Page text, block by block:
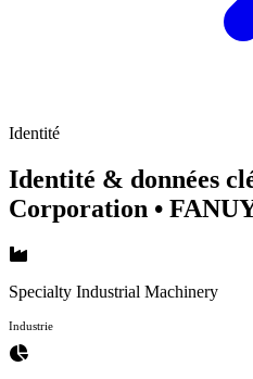
Identité
Identité & données
Corporation •
Specialty Industrial Machinery
Industrie